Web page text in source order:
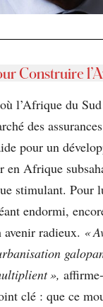
Construire
l’Afrique du
des
pour un
en Afrique
stimulant. Pour
endormi,
avenir radieux. «
»,
clé : que ce